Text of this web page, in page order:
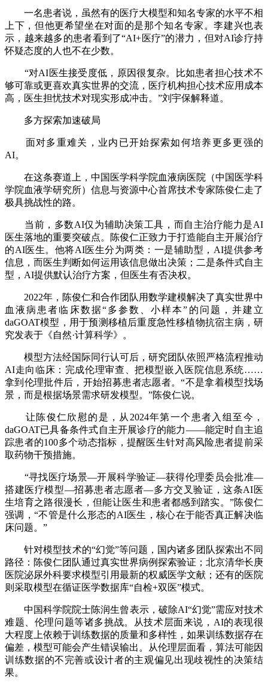
一名患者说，虽然有的医疗大模型和知名专家的水平不相
上下，但他更希望坐在对面的是那个知名专家。李建兴也表
示，越来越多的患者看到了“AI+医疗”的潜力，但对AI诊疗持
怀疑态度的人也不在少数。
“对AI医生接受度低，原因很复杂。比如患者担心技术不
够可靠或更喜欢真实世界的交流，医疗机构担心技术应用成本
高，医生担忧技术对现实形成冲击。”刘宇保解释道。
多方探索加速破局
面对多重难关，业内已开始探索如何培养更多更强的
AI。
在这条赛道上，中国医学科学院血液病医院（中国医学科
学院血液学研究所）信息与资源中心首席技术专家陈俊仁走了
极具挑战性的路。
当前，多数AI仅为辅助决策工具，而自主治疗能力是AI
医生落地的重要突破点。陈俊仁正致力于打造能自主开展治疗
的AI医生。他将AI医生分为两类：一是辅助型，AI提供参考
信息，而医生判断如何运用该信息做出决策；二是条件式自主
型，AI提供默认治疗方案，但医生有否决权。
2022年，陈俊仁和合作团队用数学建模解决了真实世界中
血液病患者临床数据“多参数、小样本”的问题，并建立
daGOAT模型，用于预测移植后重度急性移植物抗宿主病，研
究发表于《自然·计算科学》。
模型方法经国际同行认可后，研究团队依照严格流程推动
AI走向临床：完成伦理审查、把模型嵌入医院信息系统……
拿到伦理批件后，开始招募患者志愿者。“不是拿着模型找场
景，而是根据场景需求研发模型。”陈俊仁说。
让陈俊仁欣慰的是，从2024年第一个患者入组至今，
daGOAT已具备条件式自主开展诊疗的能力——能定时自主追
踪患者的100多个动态指标，提醒医生针对高风险患者提前采
取药物干预措施。
“寻找医疗场景—开展科学验证—获得伦理委员会批准—
搭建医疗模型—招募患者志愿者—多方交叉验证，这条AI医
生培育之路很漫长，但能让医生和患者都感到踏实。”陈俊仁
强调，“不管是什么形态的AI医生，核心在于能否真正解决临
床问题。”
针对模型技术的“幻觉”等问题，国内诸多团队探索出不同
路径：陈俊仁团队通过真实世界病例探索验证；北京清华长庚
医院泌尿外科要求模型引用最新的权威医学文献；还有的医院
则采取模型在循证医学数据库“自检+双医”模式。
中国科学院院士陈润生曾表示，破除AI“幻觉”需应对技术
难题、伦理问题等诸多挑战。从技术层面来说，AI的表现很
大程度上依赖于训练数据的质量和多样性，如果训练数据存在
偏差，模型可能会产生错误输出。从伦理层面看，算法可能因
训练数据的不完善或设计者的主观偏见出现歧视性的决策结
果。